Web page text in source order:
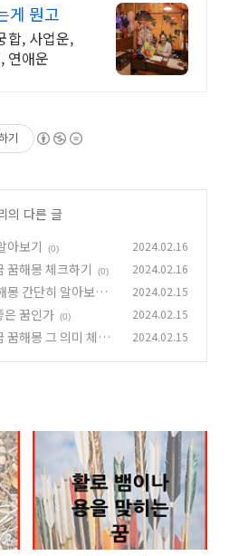
게 뭔고
합, 사업운,
연애운
기
의 다른 글
아보기
(0) 2024.02.16
꿈해몽 체크하기 (0) 2024.02.16
몽 간단히 알아보기 2024.02.15
은 꿈인가 (0) 2024.02.15
꿈해몽 그 의미 체크
2024.02.15